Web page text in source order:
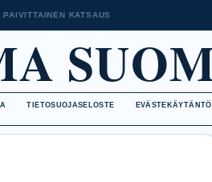
PAIVITTAINEN KATSAUS
TIETOSUOJASELOSTE EVÄSTEKÄYTÄNTÖ